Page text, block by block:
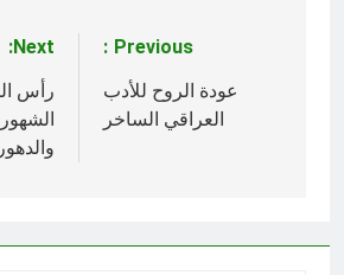
المقالات
Previous:
عودة الروح للأدب
العراقي الساخر
Next:
رأس
الشهور